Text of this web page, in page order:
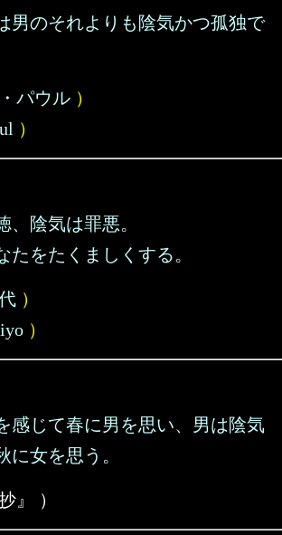
男のそれよりも陰気かつ孤独で
パウル ）
）
、陰気は罪悪。
たをたくましくする。
）
）
感じて春に男を思い、男は陰気
に女を思う。
』 ）